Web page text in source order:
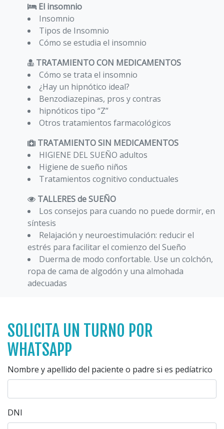
El insomnio
Insomnio
Tipos de Insomnio
Cómo se estudia el insomnio
TRATAMIENTO CON MEDICAMENTOS
Cómo se trata el insomnio
¿Hay un hipnótico ideal?
Benzodiazepinas, pros y contras
hipnóticos tipo “Z”
Otros tratamientos farmacológicos
TRATAMIENTO SIN MEDICAMENTOS
HIGIENE DEL SUEÑO adultos
Higiene de sueño niños
Tratamientos cognitivo conductuales
TALLERES de SUEÑO
Los consejos para cuando no puede dormir, en
síntesis
Relajación y neuroestimulación: reducir el
estrés para facilitar el comienzo del Sueño
Duerma de modo confortable. Use un colchón,
ropa de cama de algodón y una almohada
adecuadas
SOLICITA UN TURNO POR
WHATSAPP
Nombre y apellido del paciente o padre si es pedíatrico
DNI